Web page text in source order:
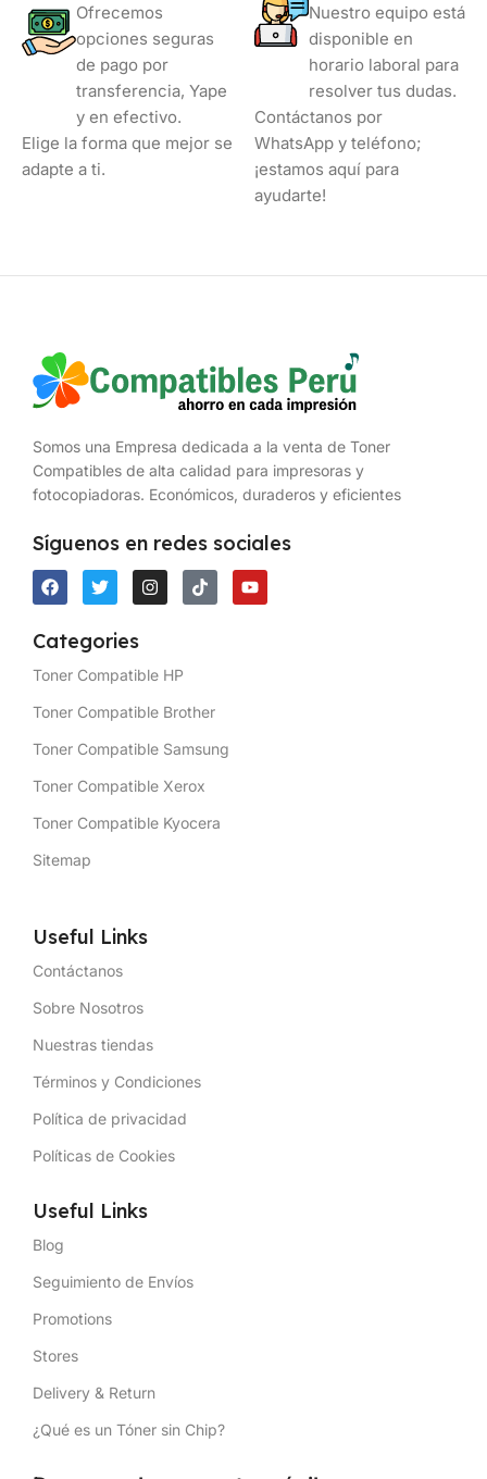
Ofrecemos
opciones seguras
de pago por
transferencia, Yape
y en efectivo.
Elige la forma que mejor se
adapte a ti.
Nuestro equipo está
disponible en
horario laboral para
resolver tus dudas.
Contáctanos por
WhatsApp y teléfono;
¡estamos aquí para
ayudarte!
Somos una Empresa dedicada a la venta de Toner
Compatibles de alta calidad para impresoras y
fotocopiadoras. Económicos, duraderos y eficientes
Síguenos en redes sociales
Categories
Toner Compatible HP
Toner Compatible Brother
Toner Compatible Samsung
Toner Compatible Xerox
Toner Compatible Kyocera
Sitemap
Useful Links
Contáctanos
Sobre Nosotros
Nuestras tiendas
Términos y Condiciones
Política de privacidad
Políticas de Cookies
Useful Links
Blog
Seguimiento de Envíos
Promotions
Stores
Delivery & Return
¿Qué es un Tóner sin Chip?